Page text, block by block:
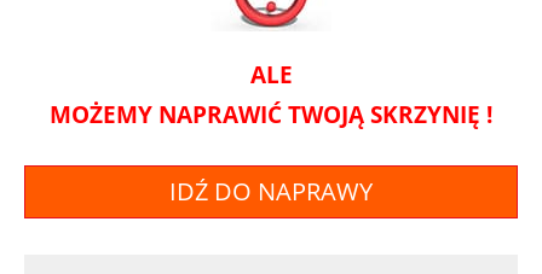
ALE
MOŻEMY NAPRAWIĆ TWOJĄ SKRZYNIĘ !
IDŹ DO NAPRAWY